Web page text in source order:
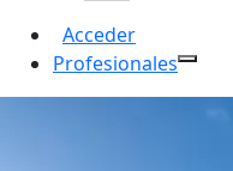
Acceder
Profesionales